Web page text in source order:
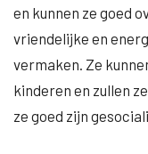
en kunnen ze goed
vriendelijke en
vermaken. Ze
kinderen en zullen
ze goed zijn